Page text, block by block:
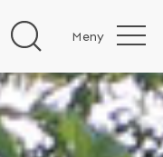
Meny